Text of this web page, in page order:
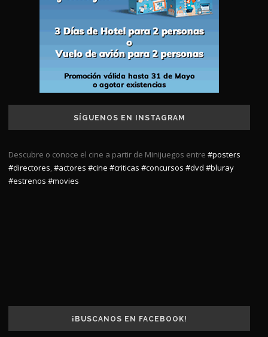
SÍGUENOS EN INSTAGRAM
Descubre o conoce el cine a partir de Minijuegos entre #posters
#directores,#actores #cine #criticas #concursos #dvd #bluray
#estrenos #movies
¡BUSCANOS EN FACEBOOK!